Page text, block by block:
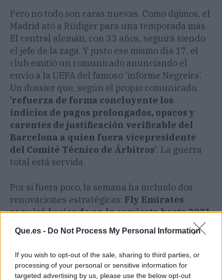
Que.es - Do Not Process My Personal Information
If you wish to opt-out of the sale, sharing to third parties, or
processing of your personal or sensitive information for
targeted advertising by us, please use the below opt-out
Pero no todo son caras nuevas. Como dijimos, el
Madrid ató a Rüdiger para una temporada más.
El central alemán, con 33 años, seguirá siendo
el jefe de la zaga. Y justo ese mismo día 17, el
club emitió un comunicado anunciando el
envío a la UEFA del famoso 'informe Negreira'.
Un dossier que, según el propio comunicado,
'refuerza de forma concluyente los
indicios de pagos prolongados, opacos y
carentes de justificación verificable del
Barcelona a quien fuera vicepresidente
del Comité Técnico de Árbitros'. La guerra
total está servida.
Por si fuera poco, la semana ha incluido dos
renovaciones estratégicas: Fly Emirates
seguirá luciendo en la camiseta hasta 2031
a razón de 74 millones por temporada, y Adidas
firmó hasta 2034 con 120 millones anuales. La
rentable del mundo.